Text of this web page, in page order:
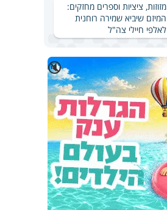
מזוזות, ציציות וספרים מחזקים:
המיזם שיביא שמירה רוחנית
לאלפי חיילי צה"ל
🔇